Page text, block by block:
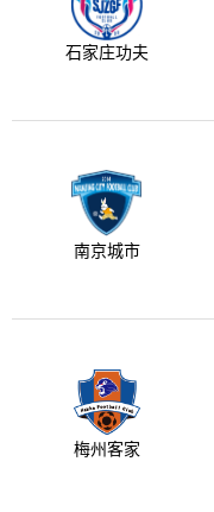
石家庄功夫
南京城市
梅州客家